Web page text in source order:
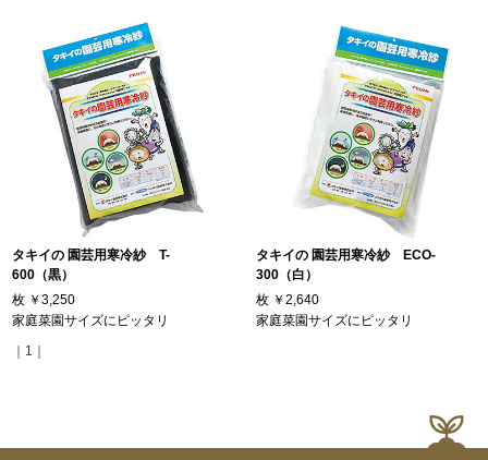
タキイの 園芸用寒冷紗 T-
600（黒）
枚 ￥3,250
家庭菜園サイズにピッタリ
タキイの 園芸用寒冷紗 ECO-
300（白）
枚 ￥2,640
家庭菜園サイズにピッタリ
｜1｜